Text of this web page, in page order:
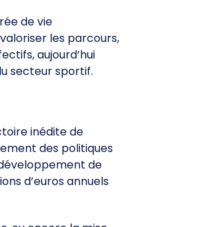
de vie
les parcours,
aujourd’hui
secteur sportif.
inédite de
des politiques
de
d’euros annuels